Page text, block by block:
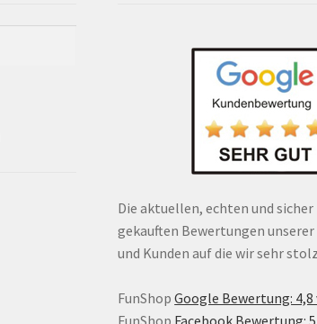
Die aktuellen, echten und
gekauften Bewertungen
und Kunden auf die wir sehr
FunShop Google Bewertung: 4,8
FunShop Facebook Bewertung: